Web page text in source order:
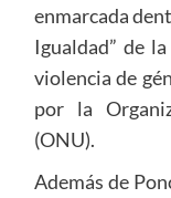
enmarcada
Igualdad” de
violencia de
por la
(ONU).
Además de